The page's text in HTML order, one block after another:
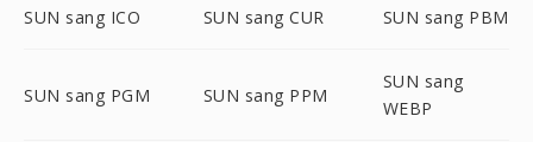
SUN sang ICO SUN sang CUR SUN sang PBM
SUN sang PGM SUN sang PPM
SUN sang
WEBP